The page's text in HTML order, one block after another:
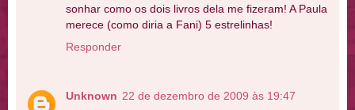
sonhar como os dois livros dela me fizeram! A Paula
merece (como diria a Fani) 5 estrelinhas!
Responder
Unknown 22 de dezembro de 2009 às 19:47